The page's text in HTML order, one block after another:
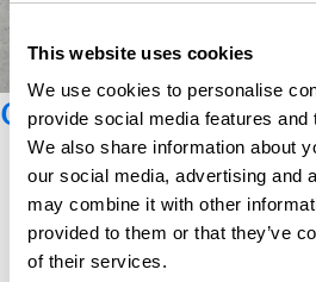
This website uses cookies
We use cookies to personalise
provide social media features and
We also share information about
our social media, advertising and
may combine it with other
provided to them or that they’ve
of their services.
Catalogue Glashütte